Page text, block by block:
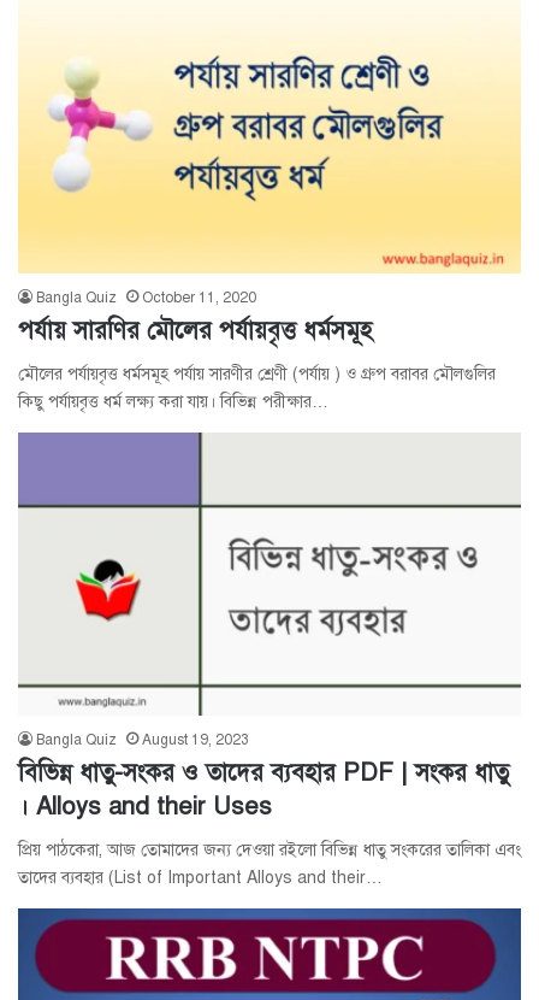
Bangla Quiz October 11, 2020
পর্যায় সারণির মৌলের পর্যায়বৃত্ত ধর্মসমূহ
মৌলের পর্যায়বৃত্ত ধর্মসমূহ পর্যায় সারণীর শ্রেণী (পর্যায় ) ও গ্রুপ বরাবর মৌলগুলির
কিছু পর্যায়বৃত্ত ধর্ম লক্ষ্য করা যায়। বিভিন্ন পরীক্ষার…
Bangla Quiz August 19, 2023
বিভিন্ন ধাতু-সংকর ও তাদের ব্যবহার PDF | সংকর ধাতু
। Alloys and their Uses
প্রিয় পাঠকেরা, আজ তোমাদের জন্য দেওয়া রইলো বিভিন্ন ধাতু সংকরের তালিকা এবং
তাদের ব্যবহার (List of Important Alloys and their…